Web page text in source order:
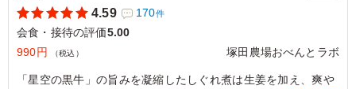
4.59
170件
会食・接待の評価5.00
990円
（税込） 塚田農場おべんとラボ
「星空の黒牛」の旨みを凝縮したしぐれ煮は生姜を加え、爽や